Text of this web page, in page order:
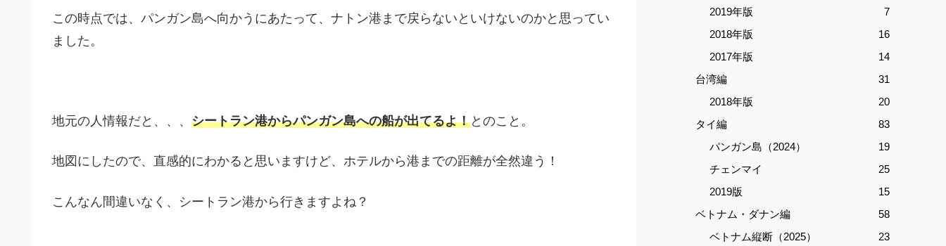
この時点では、パンガン島へ向かうにあたって、ナトン港まで戻らないといけないのかと思ってい
ました。
地元の人情報だと、、、 シートラン港からパンガン島への船が出てるよ！とのこと。
地図にしたので、直感的にわかると思いますけど、ホテルから港までの距離が全然違う！
こんなん間違いなく、シートラン港から行きますよね？
2019年版
7
2018年版
16
2017年版
14
台湾編
31
2018年版
20
タイ編
83
パンガン島（2024）
19
チェンマイ
25
2019版
15
ベトナム・ダナン編
58
ベトナム縦断（2025）
23